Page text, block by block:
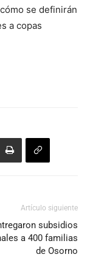
se definirán
a copas
Artículo siguiente
subsidios
a 400 familias
de Osorno